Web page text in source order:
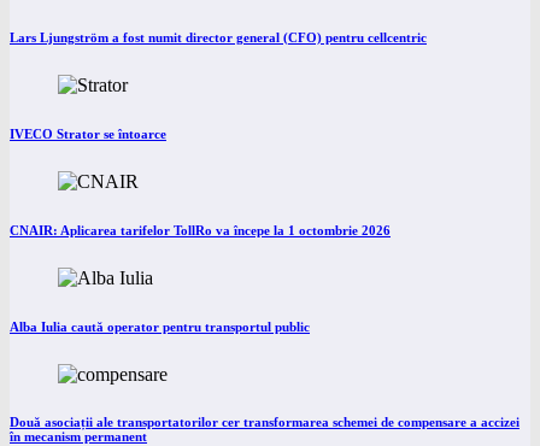
Lars Ljungström a fost numit director general (CFO) pentru cellcentric
IVECO Strator se întoarce
CNAIR: Aplicarea tarifelor TollRo va începe la 1 octombrie 2026
Alba Iulia caută operator pentru transportul public
Două asociații ale transportatorilor cer transformarea schemei de compensare a accizei
în mecanism permanent